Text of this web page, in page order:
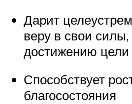
Дарит
веру в свои силы,
достижению цели
Способствует
благосостояния